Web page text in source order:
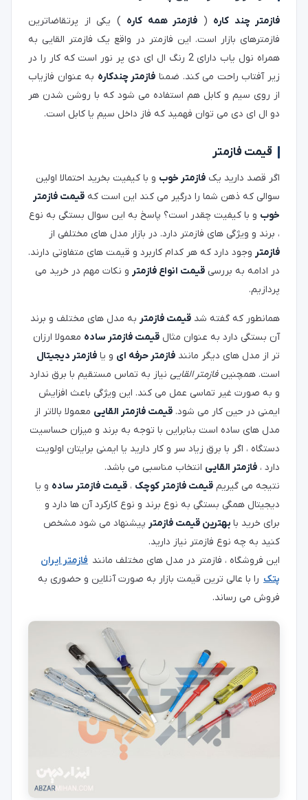
فازمتر چند کاره ( فازمتر همه کاره ) یکی از پرتقاضاترین
فازمترهای بازار است. این فازمتر در واقع یک فازمتر القایی به
همراه نول یاب دارای 2 رنگ ال ای دی پر نور است که کار را در
زیر آفتاب راحت می کند. ضمنا فازمتر چندکاره به عنوان فازیاب
از روی سیم و کابل هم استفاده می شود که با روشن شدن هر
دو ال ای دی می توان فهمید که فاز داخل سیم یا کابل است.
قیمت فازمتر
اگر قصد دارید یک فازمتر خوب و با کیفیت بخرید احتمالا اولین
سوالی که ذهن شما را درگیر می کند این است که قیمت فازمتر
خوب و با کیفیت چقدر است؟ پاسخ به این سوال بستگی به نوع
، برند و ویژگی های فازمتر دارد. در بازار مدل های مختلفی از
فازمتر وجود دارد که هر کدام کاربرد و قیمت های متفاوتی دارند.
در ادامه به بررسی قیمت انواع فازمتر و نکات مهم در خرید می
پردازیم.
همانطور که گفته شد قیمت فازمتر به مدل های مختلف و برند
آن بستگی دارد به عنوان مثال قیمت فازمتر ساده معمولا ارزان
تر از مدل های دیگر مانند فازمتر حرفه ای و یا فازمتر دیجیتال
است. همچنینفازمتر القایی نیاز به تماس مستقیم با برق ندارد
و به صورت غیر تماسی عمل می کند. این ویژگی باعث افزایش
ایمنی در حین کار می شود. قیمت فازمتر القایی معمولا بالاتر از
مدل های ساده است بنابراین با توجه به برند و میزان حساسیت
دستگاه ، اگر با برق زیاد سر و کار دارید یا ایمنی برایتان اولویت
دارد ، فازمتر القایی انتخاب مناسبی می باشد.
نتیجه می گیریم قیمت فازمتر کوچک ، قیمت فازمتر ساده و یا
دیجیتال همگی بستگی به نوع برند و نوع کارکرد آن ها دارد و
برای خرید با بهترین قیمت فازمتر پیشنهاد می شود مشخص
کنید به چه نوع فازمتر نیاز دارید.
این فروشگاه ، فازمتر در مدل های مختلف مانند فازمتر ایران
پتک را با عالی ترین قیمت بازار به صورت آنلاین و حضوری به
فروش می رساند.